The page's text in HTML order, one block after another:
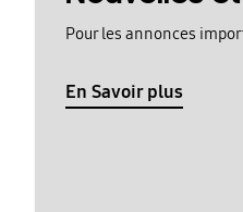
Pour les annonces
En Savoir plus